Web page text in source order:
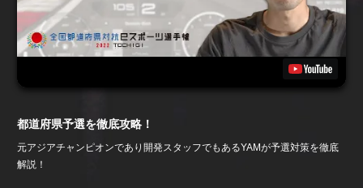
都道府県予選を徹底攻略！
元アジアチャンピオンであり開発スタッフでもあるYAMが予選対策を徹底
解説！